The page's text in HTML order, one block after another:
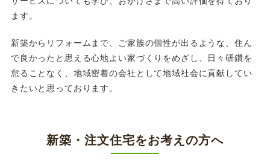
ます。
新築からリフォームまで、ご家族の個性が出るような、住ん
で良かったと思える心地よい家づくりをめざし、日々研鑽を
怠ることなく、地域密着の会社として地域社会に貢献してい
きたいと思っております。
新築・注文住宅をお考えの方へ